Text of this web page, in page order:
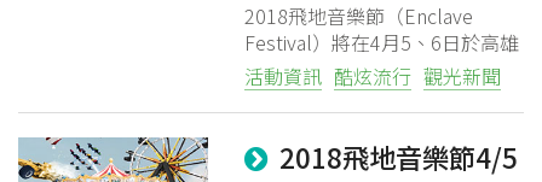
2018飛地音樂節（Enclave
Festival）將在4月5、6日於高雄
草衙道購物中心舉辦，這回邀請
3位2017年世界百大DJ。價格方
面，單日全票1600元，雙日優惠
價2200元，也有早鳥與青少年折
扣，票券還包含周邊遊樂設施的
活動資訊 酷炫流行 觀光新聞
2018飛地音樂節4/5